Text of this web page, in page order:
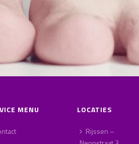
MENU LOCATIES
Rijssen –